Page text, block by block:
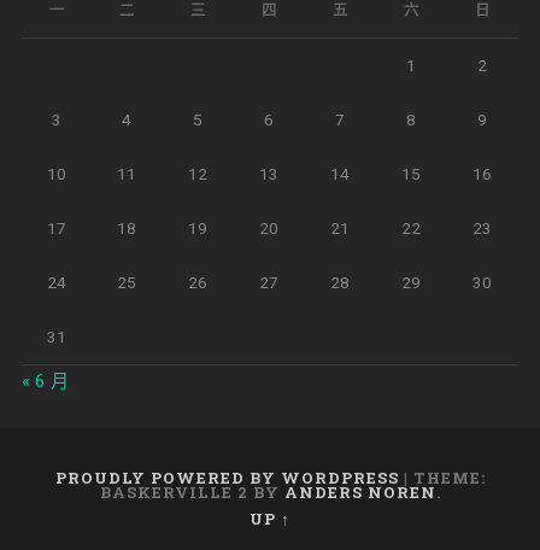
一 二 三 四 五 六 日
1 2
3 4 5 6 7 8 9
10 11 12 13 14 15 16
17 18 19 20 21 22 23
24 25 26 27 28 29 30
31
« 6 月
PROUDLY POWERED BY WORDPRESS | THEME:
BASKERVILLE 2 BY ANDERS NOREN.
UP ↑